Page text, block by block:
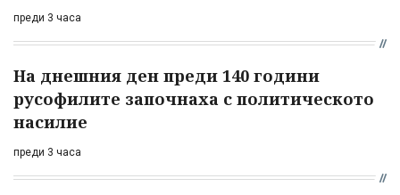
преди 3 часа
На днешния ден преди 140 години
русофилите започнаха с политическото
насилие
преди 3 часа